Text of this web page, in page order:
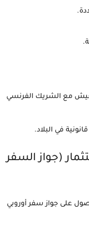
.
مع الشريك الفرنسي
في البلاد.
(جواز السفر
على جواز سفر أوروبي